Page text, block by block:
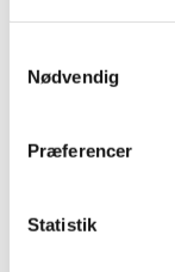
Nødvendig
Præferencer
Statistik
Hvad kan
egen
stort fællesværk.